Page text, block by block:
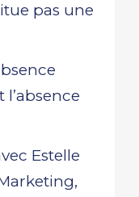
pas une
l’absence
Estelle